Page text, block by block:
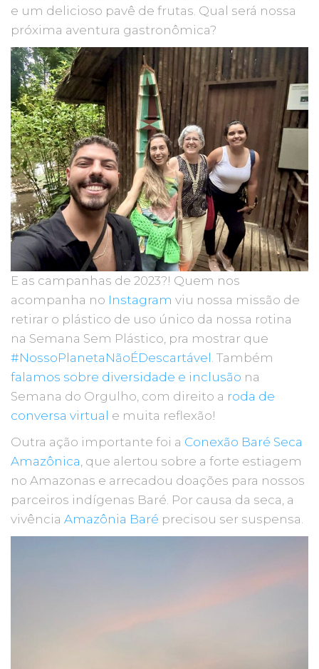
e um delicioso pavê de frutas. Qual será nossa
próxima aventura gastronômica?
E as campanhas de 2023?! Quem nos
acompanha no Instagram viu nossa missão de
retirar o plástico de uso único da nossa rotina
na Semana Sem Plástico, pra mostrar que
#NossoPlanetaNãoÉDescartável . Também
falamos sobre diversidade e inclusão na
Semana do Orgulho, com direito a roda de
conversa virtual e muita reflexão!
Outra ação importante foi a Conexão Baré Seca
Amazônica , que alertou sobre a forte estiagem
no Amazonas e arrecadou doações para nossos
parceiros indígenas Baré. Por causa da seca, a
vivência Amazônia Baré precisou ser suspensa.